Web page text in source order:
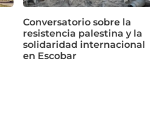
Conversatorio sobre la
resistencia palestina y la
solidaridad internacional
en Escobar